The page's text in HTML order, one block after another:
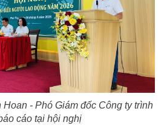
- Phó Giám đốc Công ty trình
cáo tại hội nghị